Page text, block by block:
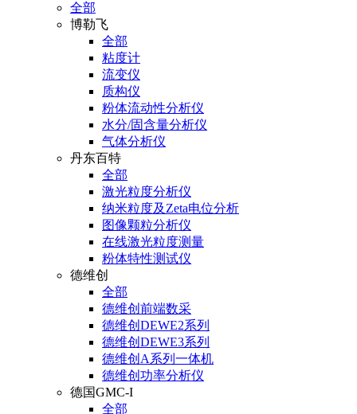
全部
博勒飞
全部
粘度计
流变仪
质构仪
粉体流动性分析仪
水分/固含量分析仪
气体分析仪
丹东百特
全部
激光粒度分析仪
纳米粒度及Zeta电位分析
图像颗粒分析仪
在线激光粒度测量
粉体特性测试仪
德维创
全部
德维创前端数采
德维创DEWE2系列
德维创DEWE3系列
德维创A系列一体机
德维创功率分析仪
德国GMC-I
全部